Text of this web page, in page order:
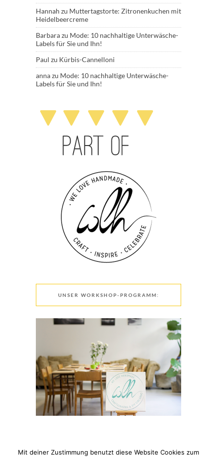
Hannah zu Muttertagstorte: Zitronenkuchen mit
Heidelbeercreme
Barbarazu Mode: 10 nachhaltige Unterwäsche-
Labels für Sie und Ihn!
Paul zu Kürbis-Cannelloni
annazu Mode: 10 nachhaltige Unterwäsche-
Labels für Sie und Ihn!
UNSER WORKSHOP-PROGRAMM:
Mit deiner Zustimmung benutzt diese Website Cookies zum